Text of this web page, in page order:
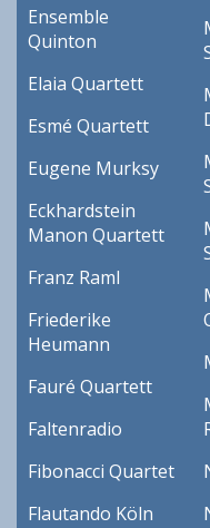
Ensemble
Quinton
Elaia Quartett
Esmé Quartett
Eugene Murksy
Eckhardstein
Manon Quartett
Franz Raml
Friederike
Heumann
Fauré Quartett
Faltenradio
Fibonacci Quartet
Flautando Köln